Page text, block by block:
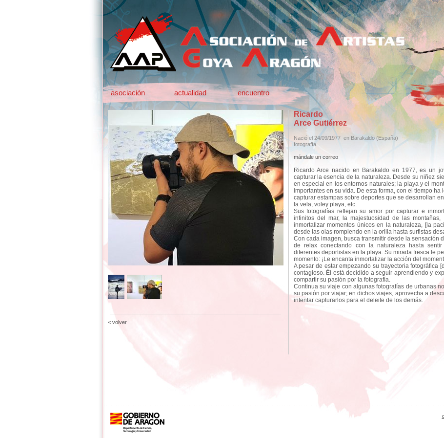
asociación actualidad encuentro
< volver
Ricardo
Arce Gutiérrez
Nació el 24/09/1977 en Barakaldo(España)
fotografía
mándale un correo
Ricardo Arce nacido en Barakaldo en 1977, es un
capturar la esencia de la naturaleza. Desde su niñez
en especial en los entornos naturales; la playa y el
importantes en su vida. De esta forma, con el tiempo
capturar estampas sobre deportes que se desarrollan
la vela, voley playa, etc.
Sus fotografías reflejan su amor por capturar e
infinitos del mar, la majestuosidad de las
inmortalizar momentos únicos en la naturaleza, [la
desde las olas rompiendo en la orilla hasta surfistas
Con cada imagen, busca transmitir desde la sensación
de relax conectando con la naturaleza hasta
diferentes deportistas en la playa. Su mirada fresca le
momento: ¡Le encanta inmortalizar la acción del
A pesar de estar empezando su trayectoria fotográfica
contagioso. Él está decidido a seguir aprendiendo y
compartir su pasión por la fotografía.
Continua su viaje con algunas fotografías de urbanas
su pasión por viajar; en dichos viajes, aprovecha a
intentar capturarlos para el deleite de los demás.